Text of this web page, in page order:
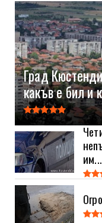
Град
какъв е бил и
им...